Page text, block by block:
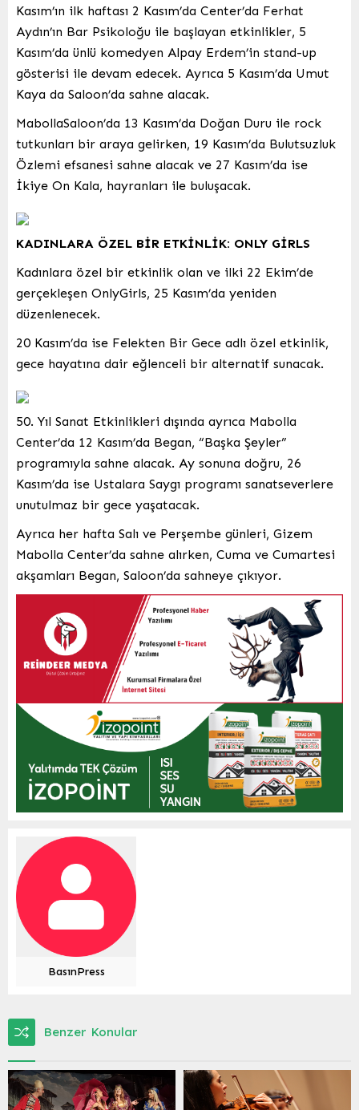
Kasım’ın ilk haftası 2 Kasım’da Center’da Ferhat
Aydın’ın Bar Psikoloğu ile başlayan etkinlikler, 5
Kasım’da ünlü komedyen Alpay Erdem’in stand-up
gösterisi ile devam edecek. Ayrıca 5 Kasım’da Umut
Kaya da Saloon’da sahne alacak.
MabollaSaloon’da 13 Kasım’da Doğan Duru ile rock
tutkunları bir araya gelirken, 19 Kasım’da Bulutsuzluk
Özlemi efsanesi sahne alacak ve 27 Kasım’da ise
İkiye On Kala, hayranları ile buluşacak.
KADINLARA ÖZEL BİR ETKİNLİK: ONLY GİRLS
Kadınlara özel bir etkinlik olan ve ilki 22 Ekim’de
gerçekleşen OnlyGirls, 25 Kasım’da yeniden
düzenlenecek.
20 Kasım’da ise Felekten Bir Gece adlı özel etkinlik,
gece hayatına dair eğlenceli bir alternatif sunacak.
50. Yıl Sanat Etkinlikleri dışında ayrıca Mabolla
Center’da 12 Kasım’da Began, “Başka Şeyler”
programıyla sahne alacak. Ay sonuna doğru, 26
Kasım’da ise Ustalara Saygı programı sanatseverlere
unutulmaz bir gece yaşatacak.
Ayrıca her hafta Salı ve Perşembe günleri, Gizem
Mabolla Center’da sahne alırken, Cuma ve Cumartesi
akşamları Began, Saloon’da sahneye çıkıyor.
BasınPress
Benzer Konular